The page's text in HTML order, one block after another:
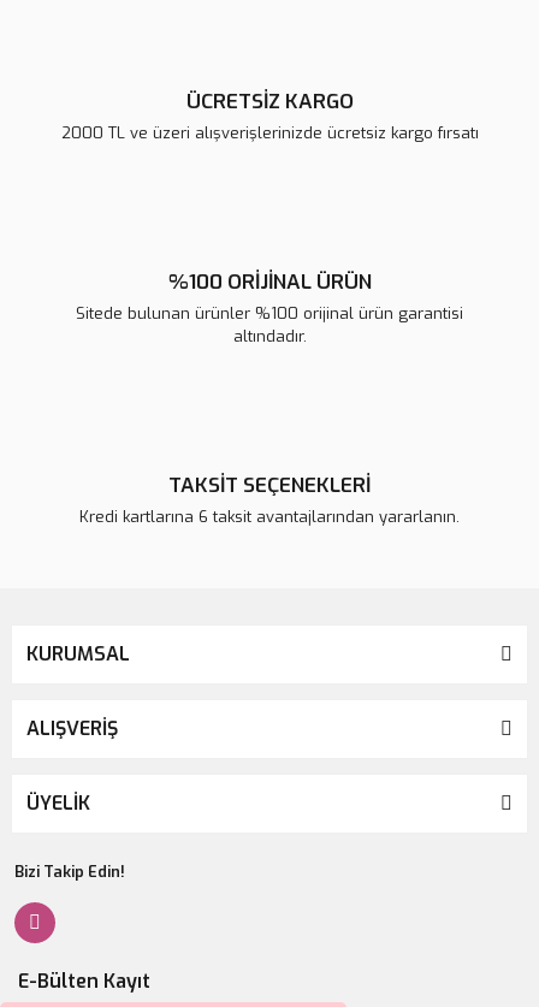
ÜCRETSİZ KARGO
2000 TL ve üzeri alışverişlerinizde ücretsiz kargo fırsatı
%100 ORİJİNAL ÜRÜN
Sitede bulunan ürünler %100 orijinal ürün garantisi
altındadır.
TAKSİT SEÇENEKLERİ
Kredi kartlarına 6 taksit avantajlarından yararlanın.
KURUMSAL
ALIŞVERİŞ
ÜYELİK
Bizi Takip Edin!
E-Bülten Kayıt